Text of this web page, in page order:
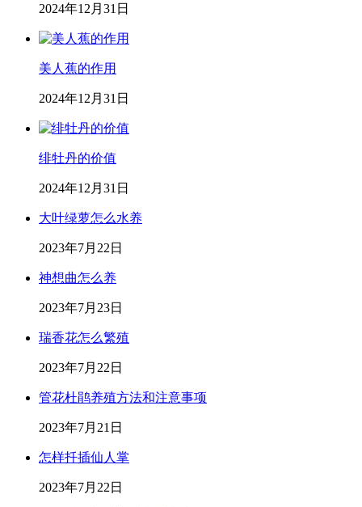
2024年12月31日
美人蕉的作用
2024年12月31日
绯牡丹的价值
2024年12月31日
大叶绿萝怎么水养
2023年7月22日
神想曲怎么养
2023年7月23日
瑞香花怎么繁殖
2023年7月22日
管花杜鹃养殖方法和注意事项
2023年7月21日
怎样扦插仙人掌
2023年7月22日